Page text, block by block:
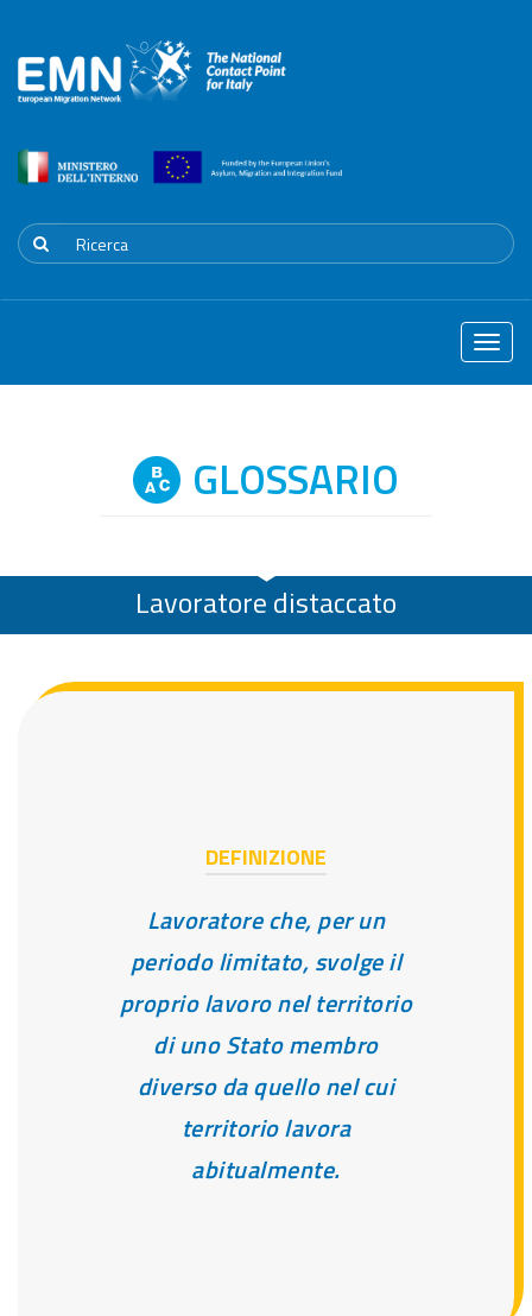
Toggle
GLOSSARIO
Lavoratore distaccato
DEFINIZIONE
Lavoratore che, per un
periodo limitato, svolge il
proprio lavoro nel territorio
di uno Stato membro
diverso da quello nel cui
territorio lavora
abitualmente.